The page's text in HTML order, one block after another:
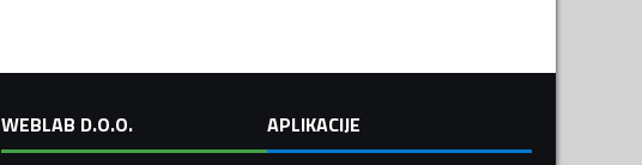
WEBLAB D.O.O.
APLIKACIJE